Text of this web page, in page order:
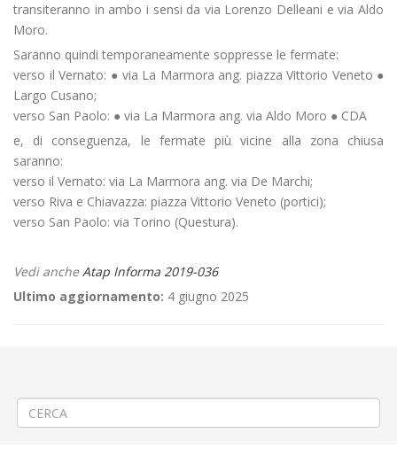
transiteranno in ambo i sensi da via Lorenzo Delleani e via Aldo
Moro.
Saranno quindi temporaneamente soppresse le fermate:
verso il Vernato: ● via La Marmora ang. piazza Vittorio Veneto ●
Largo Cusano;
verso San Paolo: ● via La Marmora ang. via Aldo Moro ● CDA
e, di conseguenza, le fermate più vicine alla zona chiusa
saranno:
verso il Vernato: via La Marmora ang. via De Marchi;
verso Riva e Chiavazza: piazza Vittorio Veneto (portici);
verso San Paolo: via Torino (Questura).
Vedi ancheAtap Informa 2019-036
Ultimo aggiornamento: 4 giugno 2025